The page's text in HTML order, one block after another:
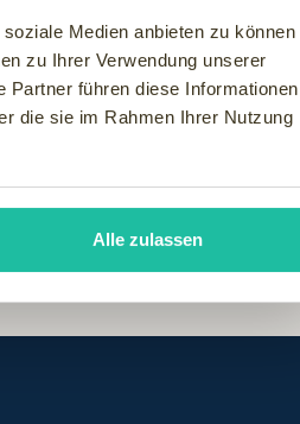
Medien anbieten zu können
zu Ihrer Verwendung unserer
Partner führen diese Informationen
die sie im Rahmen Ihrer Nutzung
Alle zulassen